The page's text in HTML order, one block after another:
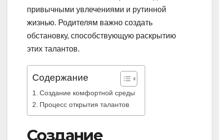
привычными увлечениями и рутинной
жизнью. Родителям важно создать
обстановку, способствующую раскрытию
этих талантов.
Содержание
Создание комфортной среды
Процесс открытия талантов
Создание